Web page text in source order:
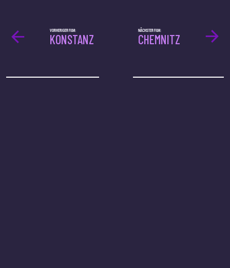
NÄCHSTER FILM:
CHEMNITZ
VORHERIGER FILM:
KONSTANZ